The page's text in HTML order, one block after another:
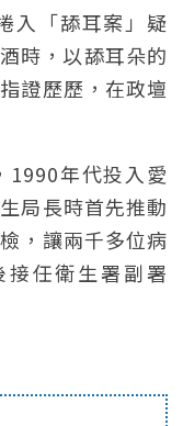
入「舔耳案」疑
時，以舔耳朵的
證歷歷，在政壇
1990年代投入愛
局長時首先推動
，讓兩千多位病
任衛生署副署